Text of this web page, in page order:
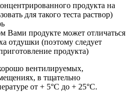
продукта на
для такого теста раствор)
Вами продукте может отличаться
отдушки (поэтому следует
продукта)
вентилируемых,
в тщательно
от + 5°С до + 25°C.